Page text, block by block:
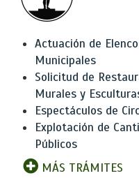
Actuación de
Municipales
Solicitud de
Murales y
Espectáculos de
Explotación de
Públicos
MÁS TRÁMITES